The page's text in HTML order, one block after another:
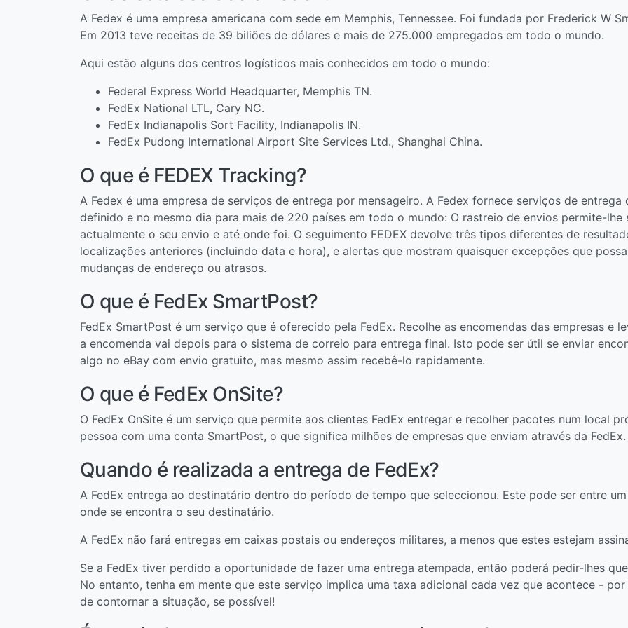
A Fedex é uma empresa americana com sede em Memphis, Tennessee. Foi fundada por Frederick W
Em 2013 teve receitas de 39 biliões de dólares e mais de 275.000 empregados em todo o mundo.
Aqui estão alguns dos centros logísticos mais conhecidos em todo o mundo:
Federal Express World Headquarter, Memphis TN.
FedEx National LTL, Cary NC.
FedEx Indianapolis Sort Facility, Indianapolis IN.
FedEx Pudong International Airport Site Services Ltd., Shanghai China.
O que é FEDEX Tracking?
A Fedex é uma empresa de serviços de entrega por mensageiro. A Fedex fornece serviços de
definido e no mesmo dia para mais de 220 países em todo o mundo: O rastreio de envios permite-
actualmente o seu envio e até onde foi. O seguimento FEDEX devolve três tipos diferentes de
localizações anteriores (incluindo data e hora), e alertas que mostram quaisquer excepções que
mudanças de endereço ou atrasos.
O que é FedEx SmartPost?
FedEx SmartPost é um serviço que é oferecido pela FedEx. Recolhe as encomendas das empresas e
a encomenda vai depois para o sistema de correio para entrega final. Isto pode ser útil se enviar
algo no eBay com envio gratuito, mas mesmo assim recebê-lo rapidamente.
O que é FedEx OnSite?
O FedEx OnSite é um serviço que permite aos clientes FedEx entregar e recolher pacotes num local
pessoa com uma conta SmartPost, o que significa milhões de empresas que enviam através da FedEx.
Quando é realizada a entrega de FedEx?
A FedEx entrega ao destinatário dentro do período de tempo que seleccionou. Este pode ser entre
onde se encontra o seu destinatário.
A FedEx não fará entregas em caixas postais ou endereços militares, a menos que estes estejam
Se a FedEx tiver perdido a oportunidade de fazer uma entrega atempada, então poderá pedir-lhes
No entanto, tenha em mente que este serviço implica uma taxa adicional cada vez que acontece -
de contornar a situação, se possível!